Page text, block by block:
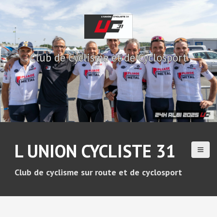
r
a
u
c
o
n
t
e
i
Club de Cyclisme et de Cyclosport
L UNION CYCLISTE 31
Club de cyclisme sur route et de cyclosport